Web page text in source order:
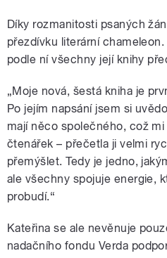
Díky rozmanitosti psaných
přezdívku literární
podle ní všechny její knihy
„Moje nová, šestá kniha je
Po jejím napsání jsem si
mají něco společného, což
čtenářek – přečetla ji velmi
přemýšlet. Tedy je jedno,
ale všechny spojuje energie,
probudí.“
Kateřina se ale nevěnuje
nadačního fondu Verda